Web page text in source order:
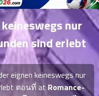
nur
sind erlebt
eignen keineswegs nur
ตอนที่ atRomance-